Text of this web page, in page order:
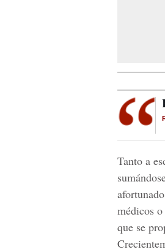
Tanto a
médicos
que se